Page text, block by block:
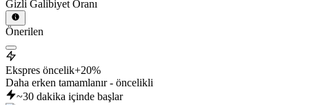
Gizli Galibiyet Oranı
Önerilen
Ekspres öncelik+20%
Daha erken tamamlanır - öncelikli
~30 dakika içinde başlar